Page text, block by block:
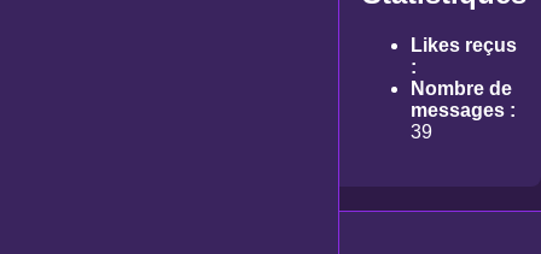
Likes reçus
:
Nombre de
messages :
39